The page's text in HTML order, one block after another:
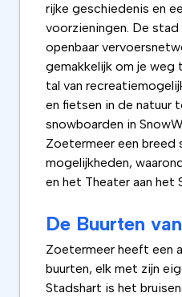
rijke geschiedenis en
voorzieningen. De
openbaar
gemakkelijk om je weg
tal van
en fietsen in de natuur
snowboarden in
Zoetermeer een breed
mogelijkheden,
en het Theater aan het
De Buurten
Zoetermeer heeft een
buurten, elk met zijn
Stadshart is het